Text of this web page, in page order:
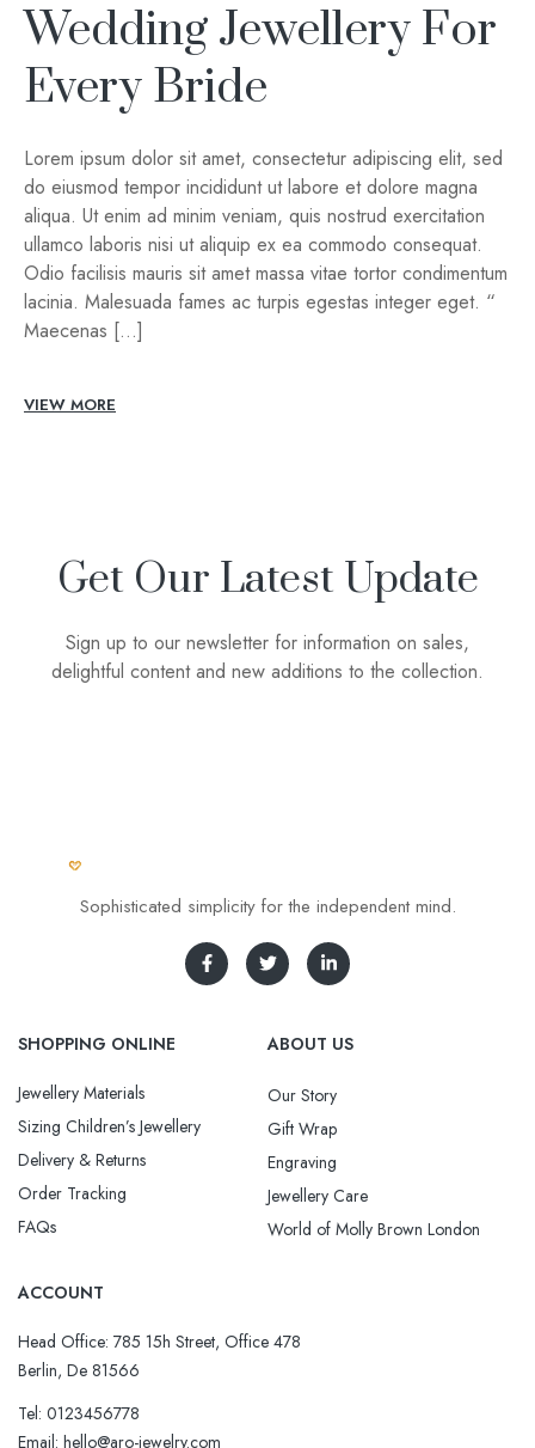
Wedding Jewellery For
Every Bride
Lorem ipsum dolor sit amet, consectetur adipiscing elit, sed
do eiusmod tempor incididunt ut labore et dolore magna
aliqua. Ut enim ad minim veniam, quis nostrud exercitation
ullamco laboris nisi ut aliquip ex ea commodo consequat.
Odio facilisis mauris sit amet massa vitae tortor condimentum
lacinia. Malesuada fames ac turpis egestas integer eget. “
Maecenas […]
VIEW MORE
Get Our Latest Update
Sign up to our newsletter for information on sales,
delightful content and new additions to the collection.
Sophisticated simplicity for the independent mind.
SHOPPING ONLINE
Jewellery Materials
Sizing Children’s Jewellery
Delivery & Returns
Order Tracking
FAQs
ABOUT US
Our Story
Gift Wrap
Engraving
Jewellery Care
World of Molly Brown London
ACCOUNT
Head Office: 785 15h Street, Office 478
Berlin, De 81566
Tel: 0123456778
Email: hello@aro-jewelry.com